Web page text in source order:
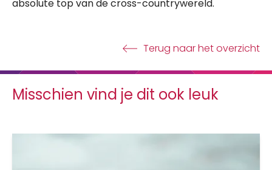
absolute top van de cross-countrywereld.
Terug naar het overzicht
Misschien vind je dit ook leuk